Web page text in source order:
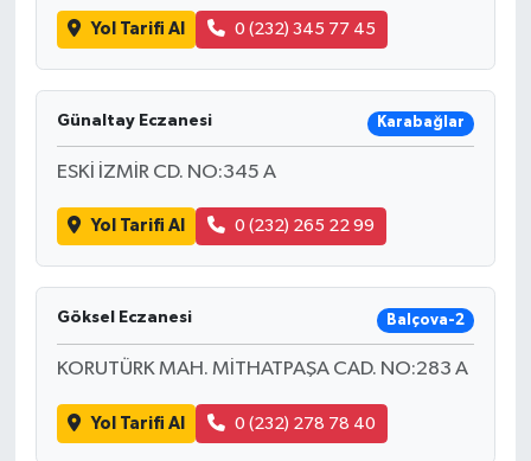
Yol Tarifi Al 0 (232) 345 77 45
Günaltay Eczanesi Karabağlar
ESKİ İZMİR CD. NO:345 A
Yol Tarifi Al 0 (232) 265 22 99
Göksel Eczanesi Balçova-2
KORUTÜRK MAH. MİTHATPAŞA CAD. NO:283 A
Yol Tarifi Al 0 (232) 278 78 40
YAŞAM